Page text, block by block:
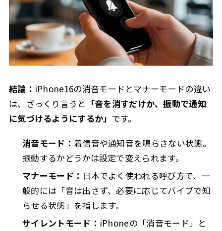
結論： iPhone16の消音モードとマナーモードの違い
は、ざっくり言うと 「音を消すだけか、振動で通知
に気づけるようにするか」 です。
消音モード： 着信音や通知音を鳴らさない状態。
振動するかどうかは設定で変えられます。
マナーモード： 日本でよく使われる呼び方で、一
般的には「音は出さず、必要に応じてバイブで知
らせる状態」を指します。
サイレントモード： iPhoneの「消音モード」と
音を消して電話には気づきたい場合
3.7.3 音もバイブも止めたい場合
3.7.4
通知そのものを減らしたい場合
3.8 iPhoneの「消音モードで触覚を再生」とは
3.8.2 触覚を再生するデメリット・注意点
3.8.3 「消音モードで触覚を再生」の設定方法
3.9.1 消音モードがオンのときの表示
3.9.2
消音モードが解除されたときの表示
3.9.3
画面表示が出ないときに確認したいこと
3.10 iPhone16消音モードで鳴る音・鳴らない音
4 iPhone16消音モードの使い方と注意点